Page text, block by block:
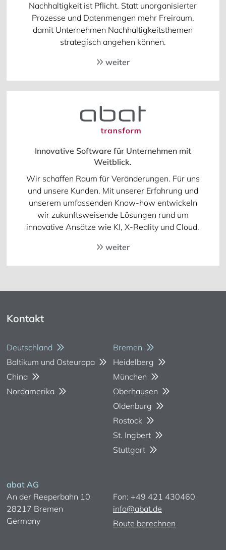
Nachhaltigkeit ist Pflicht. Statt unorganisierter
Prozesse und Datenmengen mehr Freiraum,
damit Unternehmen Nachhaltigkeitsthemen
strategisch angehen können.
weiter
Innovative Software für Unternehmen mit
Weitblick.
Wir schaffen Raum für Veränderungen. Für uns
und unsere Kunden. Mit unserer Erfahrung und
unserem umfassenden Know-how entwickeln
wir zukunftsweisende Lösungen rund um
innovative Ansätze wie KI, X-Reality und Cloud.
weiter
Kontakt
Deutschland
Baltikum und Osteuropa
China
Nordamerika
Bremen
Heidelberg
München
Oberhausen
Oldenburg
Rostock
St. Ingbert
Stuttgart
abat AG
An der Reeperbahn 10
28217 Bremen
Germany
Fon: +49 421 430460
info@abat.de
Route berechnen